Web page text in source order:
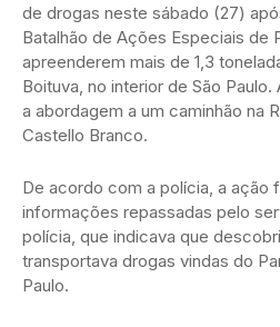
de drogas neste sábado (27)
Batalhão de Ações Especiais de
apreenderem mais de 1,3
Boituva, no interior de São
a abordagem a um caminhão na
Castello Branco.
De acordo com a polícia, a ação
informações repassadas pelo
polícia, que indicava que
transportava drogas vindas do
Paulo.